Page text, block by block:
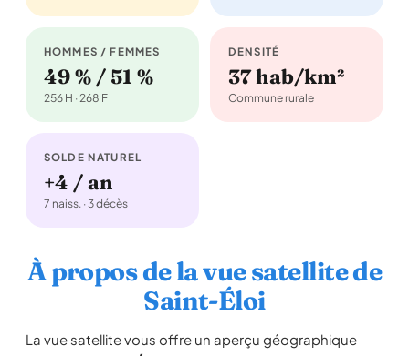
HOMMES / FEMMES
49 % / 51 %
256 H · 268 F
DENSITÉ
37 hab/km²
Commune rurale
SOLDE NATUREL
+4 / an
7 naiss. · 3 décès
À propos de la vue satellite de
Saint-Éloi
La vue satellite vous offre un aperçu géographique